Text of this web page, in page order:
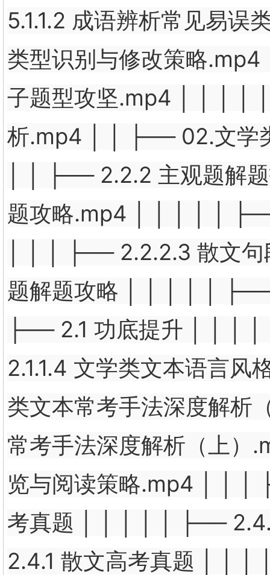
5.1.1.2 成语辨析常见易
类型识别与修改策略
子题型攻坚.mp4 │ │ │ │
析.mp4 │ │ ├── 02.文学
│ │ ├── 2.2.2 主观题解
题攻略.mp4 │ │ │ │ │
│ │ │ ├── 2.2.2.3 散文
题解题攻略 │ │ │ │ │
├── 2.1 功底提升 │ │ │
2.1.1.4 文学类文本语言
类文本常考手法深度解析
常考手法深度解析（上）
览与阅读策略.mp4 │ │
考真题 │ │ │ │ │ ├──
2.4.1 散文高考真题 │ │ │